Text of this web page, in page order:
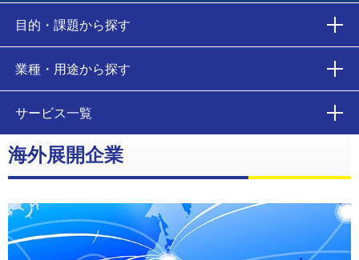
目的・課題から探す
業種・用途から探す
サービス一覧
海外展開企業